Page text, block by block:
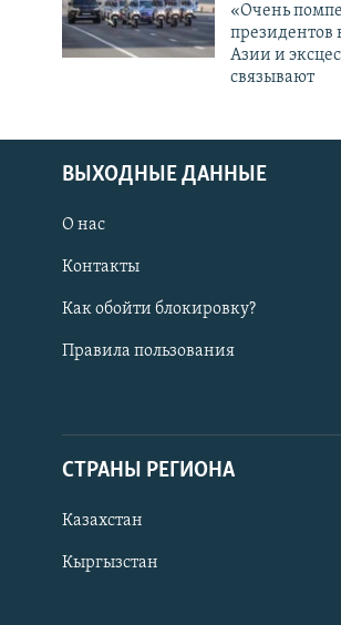
«Очень
президентов
Азии и
связывают
ВЫХОДНЫЕ ДАННЫЕ
О нас
Контакты
Как обойти блокировку?
Правила пользования
СТРАНЫ РЕГИОНА
Казахстан
Кыргызстан